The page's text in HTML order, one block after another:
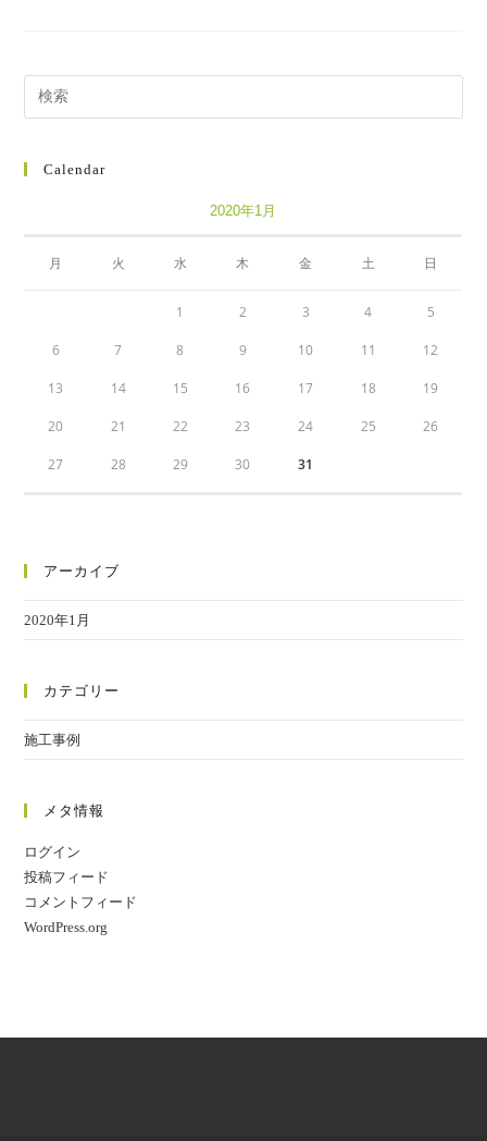
Calendar
2020年1月
月 火 水 木 金 土 日
1 2 3 4 5
6 7 8 9 10 11 12
13 14 15 16 17 18 19
20 21 22 23 24 25 26
27 28 29 30 31
アーカイブ
2020年1月
カテゴリー
施工事例
メタ情報
ログイン
投稿フィード
コメントフィード
WordPress.org